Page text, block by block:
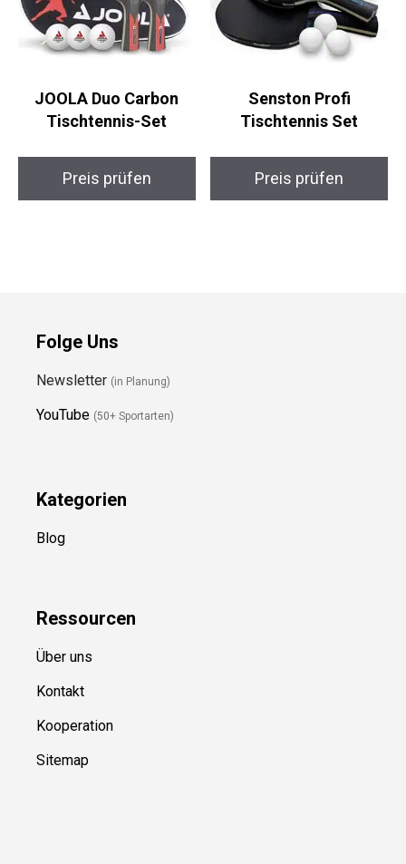
JOOLA Duo Carbon
Tischtennis-Set
Preis prüfen
Senston Profi
Tischtennis Set
Preis prüfen
Folge Uns
Newsletter (in Planung)
YouTube (50+ Sportarten)
Kategorien
Blog
Ressourcen
Über uns
Kontakt
Kooperation
Sitemap